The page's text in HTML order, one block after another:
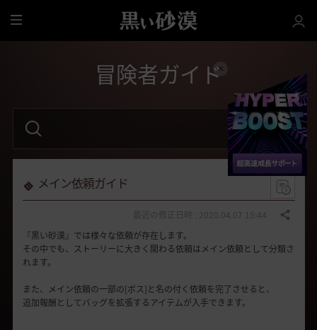
全
冒険者ガイド
句
を
メイン依頼ガイド
共有する
『黒い砂漠』では様々な依頼が存在します。
その中でも、ストーリーに大きく関わる依頼はメイン依頼として分類さ
れます。
また、メイン依頼の一部の[ボス]と名の付く依頼を完了させると、
追加報酬としてバッグを拡張するアイテムが入手できます。